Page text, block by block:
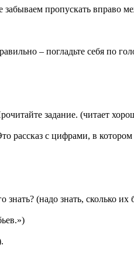
пропускать вправо
– погладьте себя по
задание. (читает
рассказ с цифрами, в котором
(надо знать, сколько их